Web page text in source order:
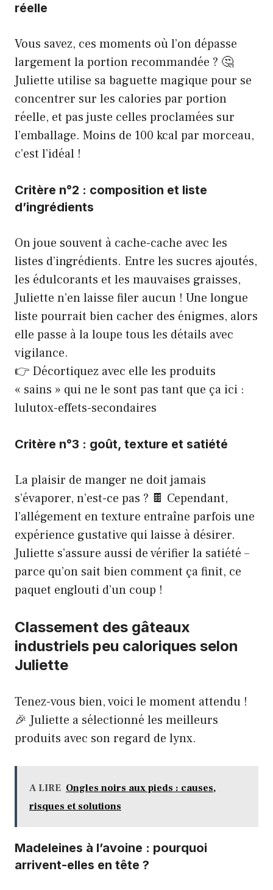
réelle
Vous savez, ces moments où l’on dépasse
largement la portion recommandée ? 🤔
Juliette utilise sa baguette magique pour se
concentrer sur les calories par portion
réelle, et pas juste celles proclamées sur
l’emballage. Moins de 100 kcal par morceau,
c’est l’idéal !
Critère n°2 : composition et liste
d’ingrédients
On joue souvent à cache-cache avec les
listes d’ingrédients. Entre les sucres ajoutés,
les édulcorants et les mauvaises graisses,
Juliette n’en laisse filer aucun ! Une longue
liste pourrait bien cacher des énigmes, alors
elle passe à la loupe tous les détails avec
vigilance.
👉 Décortiquez avec elle les produits
« sains » qui ne le sont pas tant que ça ici :
lulutox-effets-secondaires
Critère n°3 : goût, texture et satiété
La plaisir de manger ne doit jamais
s’évaporer, n’est-ce pas ? 🍫 Cependant,
l’allégement en texture entraîne parfois une
expérience gustative qui laisse à désirer.
Juliette s’assure aussi de vérifier la satiété –
parce qu’on sait bien comment ça finit, ce
paquet englouti d’un coup !
Classement des gâteaux
industriels peu caloriques selon
Juliette
Tenez-vous bien, voici le moment attendu !
🎉 Juliette a sélectionné les meilleurs
produits avec son regard de lynx.
A LIRE Ongles noirs aux pieds : causes,
risques et solutions
Madeleines à l’avoine : pourquoi
arrivent-elles en tête ?